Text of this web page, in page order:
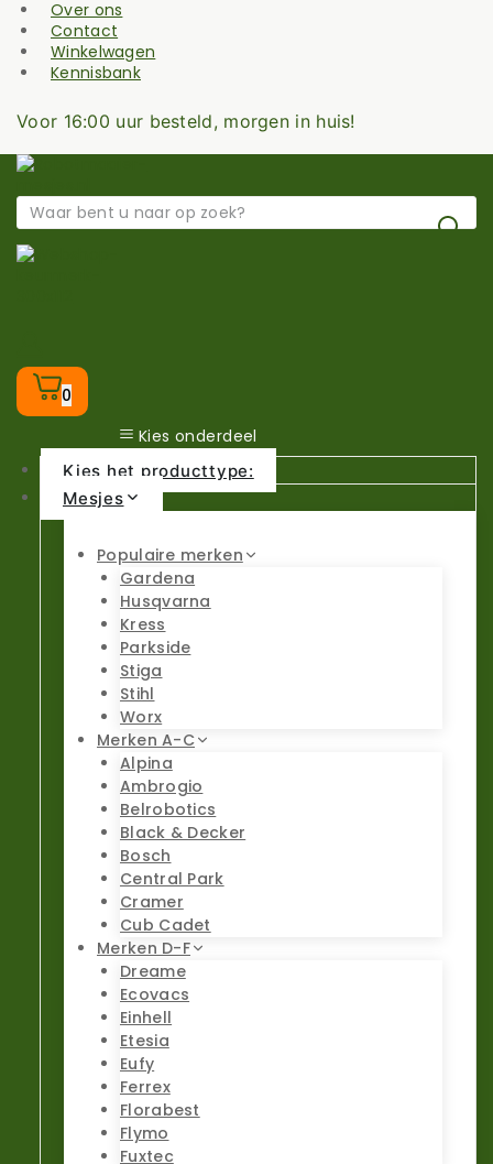
Over ons
Contact
Winkelwagen
Kennisbank
Voor 16:00 uur besteld, morgen in huis!
0
Kies onderdeel
Kies het producttype:
Mesjes
Populaire merken
Gardena
Husqvarna
Kress
Parkside
Stiga
Stihl
Worx
Merken A-C
Alpina
Ambrogio
Belrobotics
Black & Decker
Bosch
Central Park
Cramer
Cub Cadet
Merken D-F
Dreame
Ecovacs
Einhell
Etesia
Eufy
Ferrex
Florabest
Flymo
Fuxtec